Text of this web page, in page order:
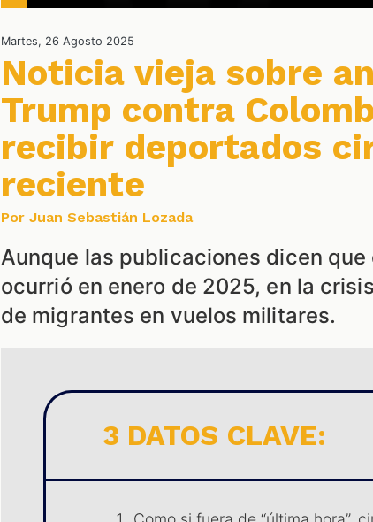
Martes, 26 Agosto 2025
Noticia vieja sobre
Trump contra
recibir deportados
reciente
Por Juan Sebastián Lozada
Aunque las publicaciones dicen que
ocurrió en enero de 2025, en la
de migrantes en vuelos militares.
3 DATOS CLAVE: